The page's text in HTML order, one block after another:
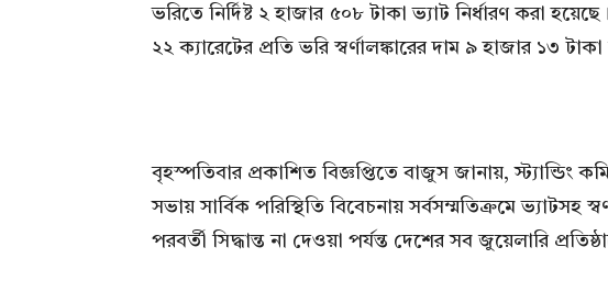
ভরিতে নির্দিষ্ট ২ হাজার ৫০৮ টাকা ভ্যাট নির্ধারণ করা
২২ ক্যারেটের প্রতি ভরি স্বর্ণালঙ্কারের দাম ৯ হাজার ১৩
বৃহস্পতিবার প্রকাশিত বিজ্ঞপ্তিতে বাজুস জানায়, স্ট্যান্ডিং
সভায় সার্বিক পরিস্থিতি বিবেচনায় সর্বসম্মতিক্রমে ভ্যাটসহ
পরবর্তী সিদ্ধান্ত না দেওয়া পর্যন্ত দেশের সব জুয়েলারি